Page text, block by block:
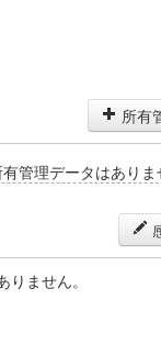
所有
管理データはありま
ません。